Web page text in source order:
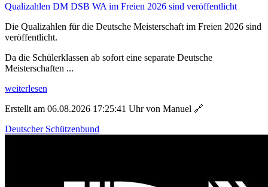
Qualizahlen DM DSB WA im Freien 2026 sind veröffentlicht
Die Qualizahlen für die Deutsche Meisterschaft im Freien 2026 sind
veröffentlicht.
Da die Schülerklassen ab sofort eine separate Deutsche
Meisterschaften ...
weiterlesen
Erstellt am 06.08.2026 17:25:41 Uhr von Manuel 🔗
Deutscher Schützenbund